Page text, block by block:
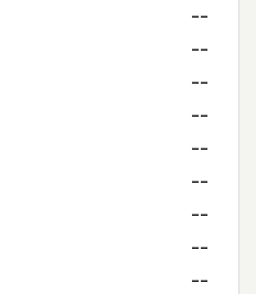
--
--
--
--
--
--
--
--
--